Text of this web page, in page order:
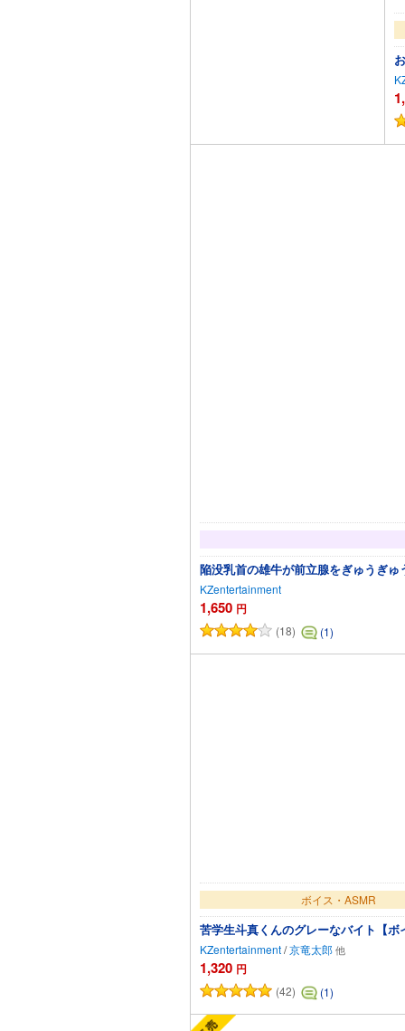
陥没乳首の雄牛が前立腺をぎゅうぎ
KZentertainment
1,650 円
(18) (1)
ボイス・ASMR
苦学生斗真くんのグレーなバイト【ボ
KZentertainment/京竜太郎
1,320 円
(42) (1)
カートに追加